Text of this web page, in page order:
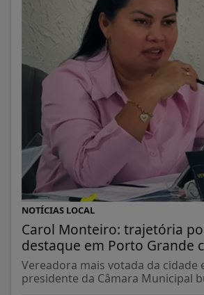
NOTÍCIAS LOCAL
Carol Monteiro: trajetória
destaque em Porto Grande
Vereadora mais votada da cidade
presidente da Câmara Municipal